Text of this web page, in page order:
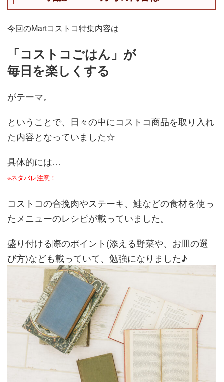
今回のMartコストコ特集内容は
「コストコごはん」が
毎日を楽しくする
がテーマ。
ということで、日々の中にコストコ商品を取り入れ
た内容となっていました☆
具体的には…
※ネタバレ注意！
コストコの合挽肉やステーキ、鮭などの食材を使っ
たメニューのレシピが載っていました。
盛り付ける際のポイント(添える野菜や、お皿の選
び方)なども載っていて、勉強になりました♪